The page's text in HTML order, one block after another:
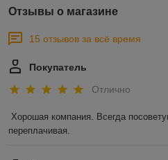
Отзывы о магазине
15 отзывов за всё время
Покупатель
Отлично
Хорошая компания. Всегда
переплачивая.